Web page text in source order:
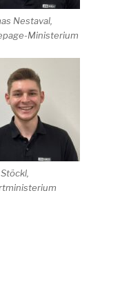
Nestaval,
Ministerium